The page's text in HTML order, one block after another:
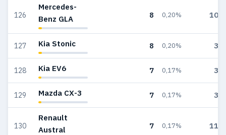
126
Mercedes-
Benz GLA
8 0,20% 101
127 Kia Stonic 8 0,20% 37
128 Kia EV6 7 0,17% 33
129 Mazda CX-3 7 0,17% 30
130
Renault
Austral
7 0,17% 116